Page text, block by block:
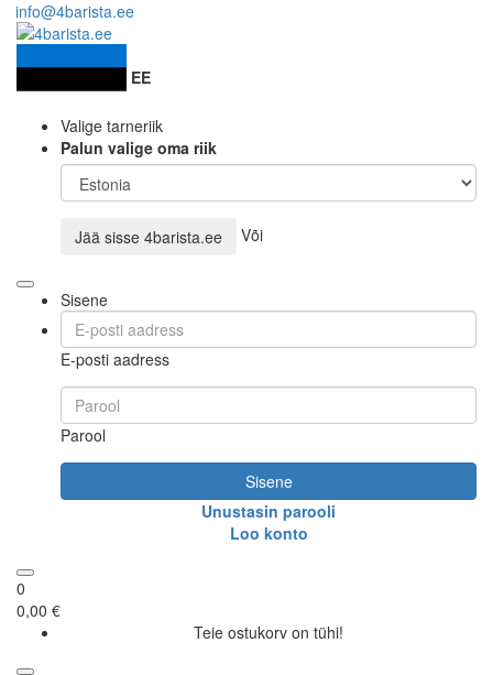
info@4barista.ee
EE
Valige tarneriik
Palun valige oma riik
Jää sisse 4barista.ee Või
Sisene
E-posti aadress
Parool
Sisene
Unustasin parooli
Loo konto
0
0,00 €
Teie ostukorv on tühi!